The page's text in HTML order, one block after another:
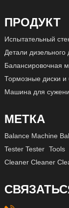
ПРОДУКТ
Испытательный
Детали дизельного
Балансировочная
Тормозные диски и
Машина для
МЕТКА
Balance Machine
Tester Tester Tools
Cleaner Cleaner